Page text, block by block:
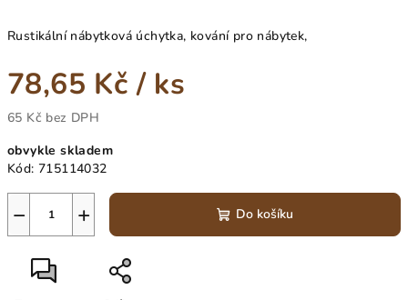
Rustikální nábytková úchytka, kování pro nábytek,
78,65 Kč/ ks
65 Kč bez DPH
cena:
obvykle skladem
Kód: 715114032
+
− Do košíku